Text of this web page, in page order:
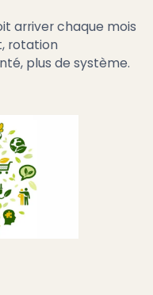
arriver chaque mois
rotation
plus de système.